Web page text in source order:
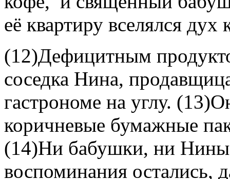
её квартиру вселялся
(12)Дефицитным
соседка Нина,
гастрономе на углу.
коричневые бумажные
(14)Ни бабушки, ни Нины
воспоминания остались,